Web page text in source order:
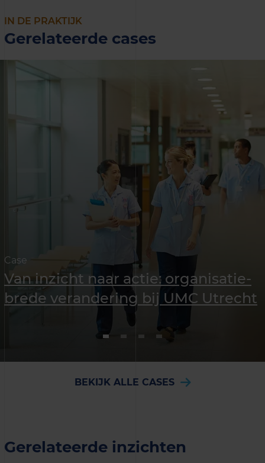
IN DE PRAKTIJK
Gerelateerde cases
Case
Van inzicht naar actie: organisatie­
brede verandering bij UMC Utrecht
BEKIJK ALLE CASES
Gerelateerde inzichten